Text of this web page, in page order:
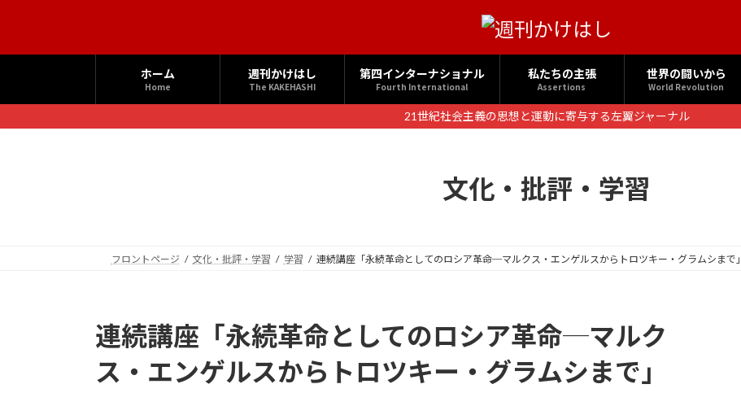
へ
ス
ョ
ン
ホーム
Home
週刊かけはし
The KAKEHASHI
第四インターナショナル
Fourth International
私たちの主張
Assertions
世界の闘いから
World Revolution
21世紀社会主義の思想と運動に寄与する左翼ジャーナル
文化・批評・学習
フロントページ 文化・批評・学習 学習 連続講座「永続革命としてのロシア革命─マルクス・エンゲルスからトロツキー・グラムシまで」
連続講座「永続革命としてのロシア革命─マルク
ス・エンゲルスからトロツキー・グラムシまで」